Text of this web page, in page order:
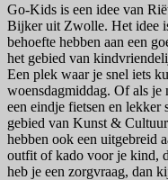
Go-Kids is een idee van
Bijker uit Zwolle. Het idee
behoefte hebben aan een
het gebied van
Een plek waar je snel iets
woensdagmiddag. Of als
een eindje fietsen en lekker
gebied van Kunst &
hebben ook een uitgebreid
outfit of kado voor je kind,
heb je een zorgvraag, dan